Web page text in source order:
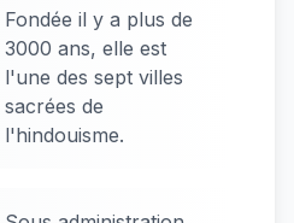
Fondée il y a plus de
3000 ans, elle est
l'une des sept villes
sacrées de
l'hindouisme.